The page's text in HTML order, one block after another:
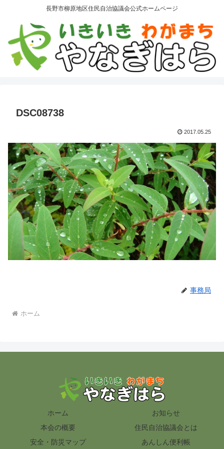
長野市柳原地区住民自治協議会公式ホームページ
DSC08738
2017.05.25
事務局
ホーム
ホーム
お知らせ
本会の概要
住民自治協議会とは
安全・防災マップ
あんしん便利帳